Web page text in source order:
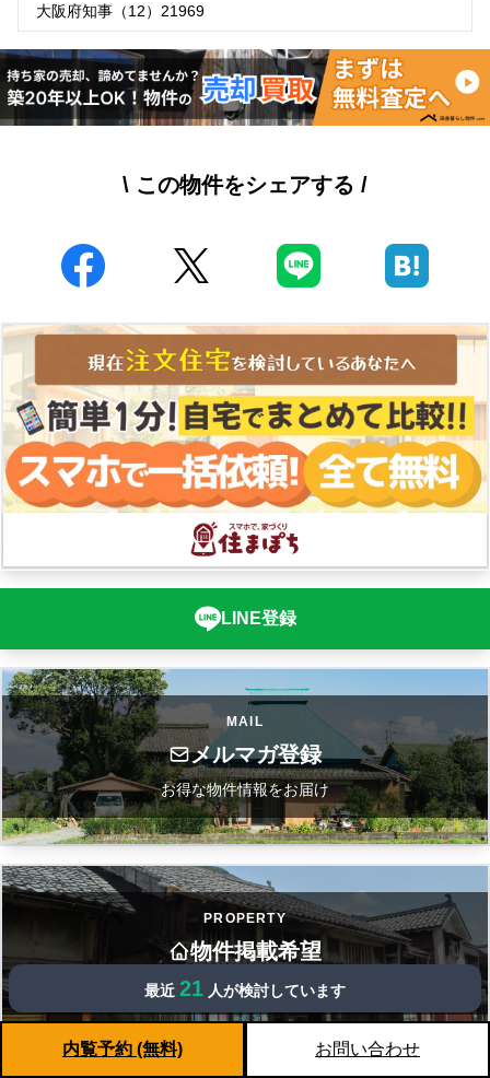
大阪府知事（12）21969
\ この物件をシェアする /
LINE登録
MAIL
メルマガ登録
お得な物件情報をお届け
PROPERTY
物件掲載希望
当日、物件を掲載できます
最近 21 人が検討しています
内覧予約 (無料) お問い合わせ